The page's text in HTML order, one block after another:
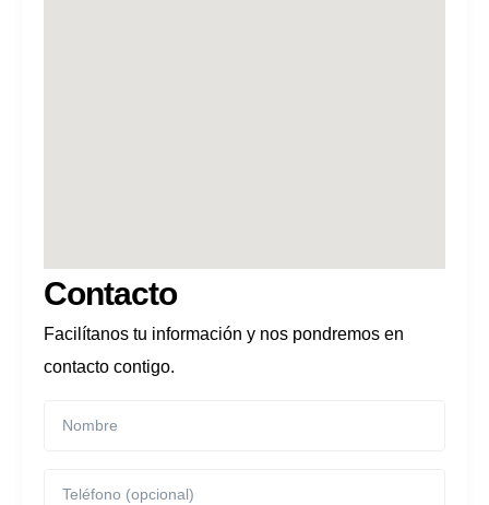
Contacto
Facilítanos tu información y nos pondremos en
contacto contigo.